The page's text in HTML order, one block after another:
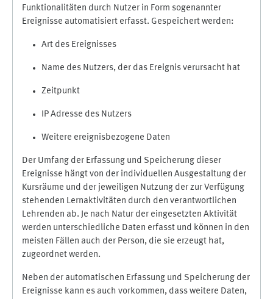
Funktionalitäten durch Nutzer in Form sogenannter
Ereignisse automatisiert erfasst. Gespeichert werden:
Art des Ereignisses
Name des Nutzers, der das Ereignis verursacht hat
Zeitpunkt
IP Adresse des Nutzers
Weitere ereignisbezogene Daten
Der Umfang der Erfassung und Speicherung dieser
Ereignisse hängt von der individuellen Ausgestaltung der
Kursräume und der jeweiligen Nutzung der zur Verfügung
stehenden Lernaktivitäten durch den verantwortlichen
Lehrenden ab. Je nach Natur der eingesetzten Aktivität
werden unterschiedliche Daten erfasst und können in den
meisten Fällen auch der Person, die sie erzeugt hat,
zugeordnet werden.
Neben der automatischen Erfassung und Speicherung der
Ereignisse kann es auch vorkommen, dass weitere Daten,